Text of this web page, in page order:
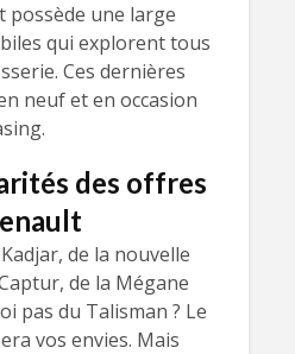
possède une large
qui explorent tous
Ces dernières
neuf et en occasion
des offres
de la nouvelle
de la Mégane
pas du Talisman ? Le
vos envies. Mais